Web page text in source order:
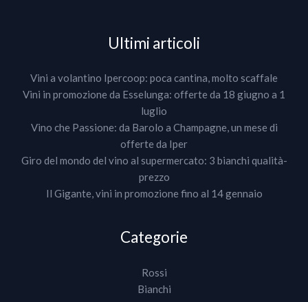
Ultimi articoli
Vini a volantino Ipercoop: poca cantina, molto scaffale
Vini in promozione da Esselunga: offerte da 18 giugno a 1
luglio
Vino che Passione: da Barolo a Champagne, un mese di
offerte da Iper
Giro del mondo del vino al supermercato: 3 bianchi qualità-
prezzo
Il Gigante, vini in promozione fino al 14 gennaio
Categorie
Rossi
Bianchi